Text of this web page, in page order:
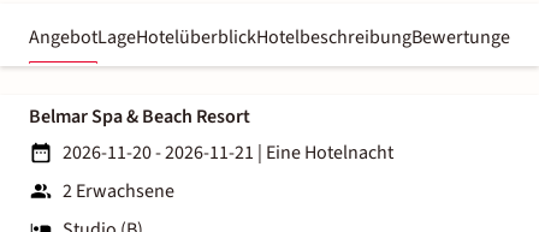
AngebotLageHotelüberblickHotelbeschreibungBewertungen
Belmar Spa & Beach Resort
2026-11-20 - 2026-11-21 | Eine Hotelnacht
2 Erwachsene